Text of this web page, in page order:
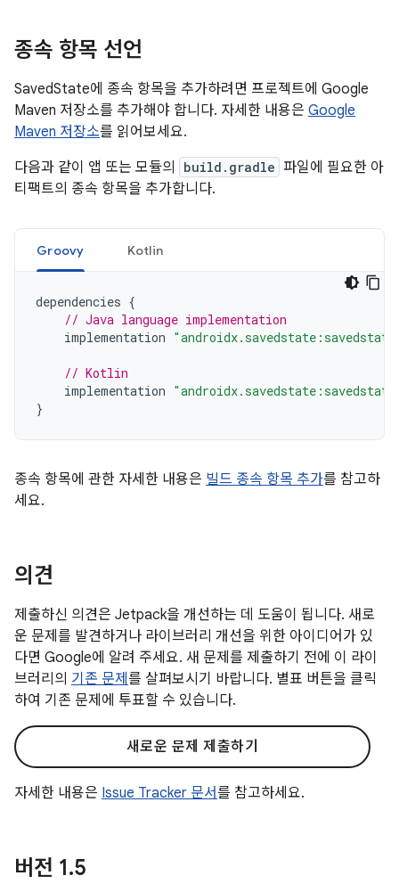
종속 항목 선언
SavedState에 종속 항목을 추가하려면 프로젝트에 Google
Maven 저장소를 추가해야 합니다. 자세한 내용은 Google
Maven 저장소를 읽어보세요.
다음과 같이 앱 또는 모듈의
build.gradle 파일에 필요한 아
티팩트의 종속 항목을 추가합니다.
Groovy Kotlin
dependencies {
// Java language implementation
implementation
// Kotlin
implementation
}
종속 항목에 관한 자세한 내용은 빌드 종속 항목 추가를 참고하
세요.
의견
제출하신 의견은 Jetpack을 개선하는 데 도움이 됩니다. 새로
운 문제를 발견하거나 라이브러리 개선을 위한 아이디어가 있
다면 Google에 알려 주세요. 새 문제를 제출하기 전에 이 라이
브러리의 기존 문제 를 살펴보시기 바랍니다. 별표 버튼을 클릭
하여 기존 문제에 투표할 수 있습니다.
새로운 문제 제출하기
자세한 내용은 Issue Tracker 문서를 참고하세요.
버전 1.5